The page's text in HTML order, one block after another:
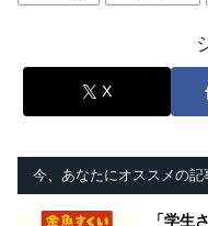
X
今、あなたにオススメの記
「学生